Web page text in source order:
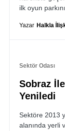
ilk oyun
Yazar Halkla
Sektör Odası
Sobraz
Yeniledi
Sektöre 2013
alanında yerli